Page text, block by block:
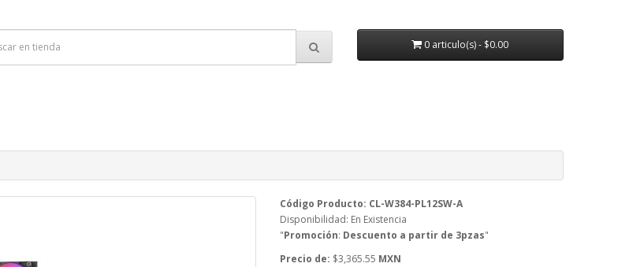
0 articulo(s) - $0.00
Código Producto: CL-W384-PL12SW-A
Disponibilidad: En Existencia
"Promoción: Descuento a partir de 3pzas"
Precio de: $3,365.55 MXN